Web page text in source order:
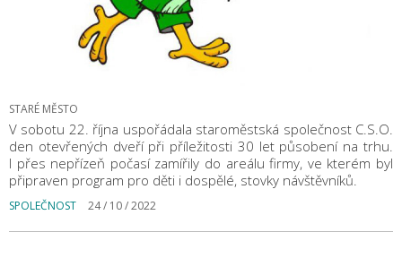
STARÉ MĚSTO
V sobotu 22. října uspořádala staroměstská společnost C.S.O.
den otevřených dveří při příležitosti 30 let působení na trhu.
I přes nepřízeň počasí zamířily do areálu firmy, ve kterém byl
připraven program pro děti i dospělé, stovky návštěvníků.
SPOLEČNOST 24 / 10 / 2022